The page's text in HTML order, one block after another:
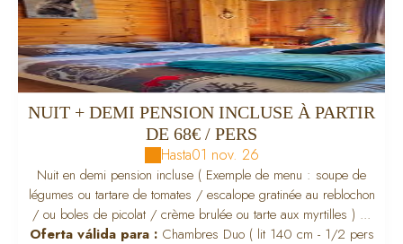
NUIT + DEMI PENSION INCLUSE À PARTIR
DE 68€ / PERS
Hasta01 nov. 26
Nuit en demi pension incluse ( Exemple de menu : soupe de
légumes ou tartare de tomates / escalope gratinée au reblochon
/ ou boles de picolat / crème brulée ou tarte aux myrtilles ) ...
Oferta válida para : Chambres Duo ( lit 140 cm - 1/2 pers